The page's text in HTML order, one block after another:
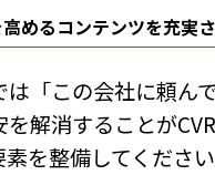
めるコンテンツを充実
「この会社に頼ん
解消することが
を整備してください